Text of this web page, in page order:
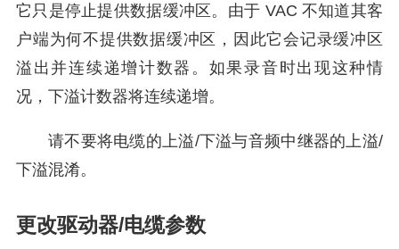
它只是停止提供数据缓冲区。由于 VAC 不知道其客
户端为何不提供数据缓冲区，因此它会记录缓冲区
溢出并连续递增计数器。如果录音时出现这种情
况，下溢计数器将连续递增。
请不要将电缆的上溢/下溢与音频中继器的上溢/
下溢混淆。
更改驱动器/电缆参数